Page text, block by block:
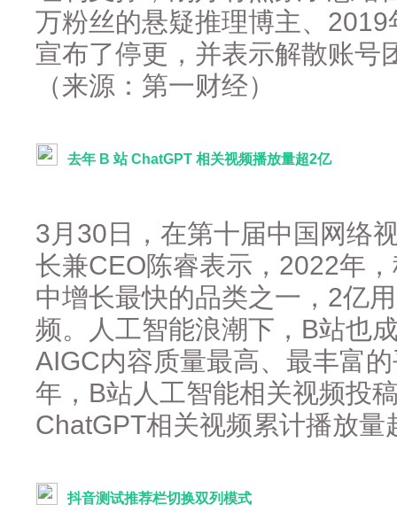
万粉丝的悬疑推理博主、
宣布了停更，并表示解散账号
（来源：第一财经）
去年 B 站 ChatGPT 相关视频播放量超2亿
3月30日，在第十届中国网络
长兼CEO陈睿表示，2022年
中增长最快的品类之一，2亿
频。人工智能浪潮下，B站也
AIGC内容质量最高、最丰富
年，B站人工智能相关视频投
ChatGPT相关视频累计播放量
抖音测试推荐栏切换双列模式